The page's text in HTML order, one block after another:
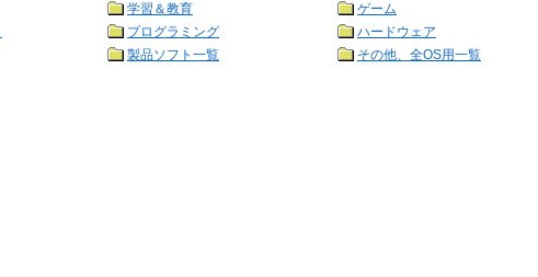
学習＆教育
ゲーム
プログラミング
ハードウェア
製品ソフト一覧 その他、全OS用一覧